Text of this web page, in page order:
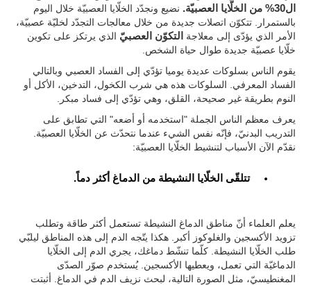
ال30% من الخلّايا العصبيّة.
نضيع ونجدّد الخلّايا العصبيّة خلال اليوم
بالستمرار. تتكوّن اتصلات جديدة من خلال معالجات التجدّد لخليّة عصبيّة،
الأمر الذي يؤدّى إلى معلاجة
التكوّن العصبيّ الذي يرتكز على تكوين
خلّايا عصبيّة جديدة طوال حياة الشخص.
يقوم الناس بسلوكات عديدة يوميا تؤدّي إلى الفساد العصبي وبالتالي
الفساد المعرفي. السلوكات هذه هي شرب الكخول، التدخين، الأكل أو
النوم بطريقة غير صحيحة، القلق، وهي تؤدّي إلى فساد مبكر.
يعرف معظم الناس الجملة "استخدمه أو أضعه" التي تطابق على
التدريب البدنيّ، فإنّه نفس الشيء عندما نتحدّث عن الخلّايا العصبيّة.
نقدّم الآن الأسباب لتنشيط الخلّايا العصبيّة:
تتلقّى الخلّايا النشيطة من الدماغ أكثر دماً.
يعلم العلماء أنّ مناطق الدماغ النشيطة تستعمل أكثر طاقة وتطلب
تزويد الأكسجين والغلوكوز أكبر. هكذا يتّجه الدم إلى هذه المناطق ليلبّي
طلب الخلّايا النشيطة. كلّما تنشّط دماغك، يجري الدم إلى الخلّايا
الدماغيّة التي تعمل، ويعطيها الأكسجين. يُستخدم صوّر الصدّى
المغنطيسيّ، مثل الصورة التالية، لبحث نزيف الدم في الدماغ. أثبتت